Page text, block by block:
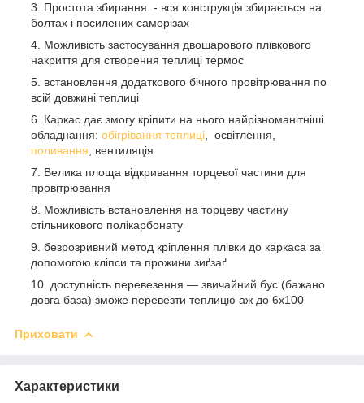
Простота збирання - вся конструкція збирається на
болтах і посилених саморізах
Можливість застосування двошарового плівкового
накриття для створення теплиці термос
встановлення додаткового бічного провітрювання по
всій довжині теплиці
Каркас дає змогу кріпити на нього найрізноманітніші
обладнання: обігрівання теплиці , освітлення,
поливання , вентиляція.
Велика площа відкривання торцевої частини для
провітрювання
Можливість встановлення на торцеву частину
стільникового полікарбонату
безрозривний метод кріплення плівки до каркаса за
допомогою кліпси та прожини зиґзаґ
доступність перевезення — звичайний бус (бажано
довга база) зможе перевезти теплицю аж до 6х100
Приховати
Характеристики